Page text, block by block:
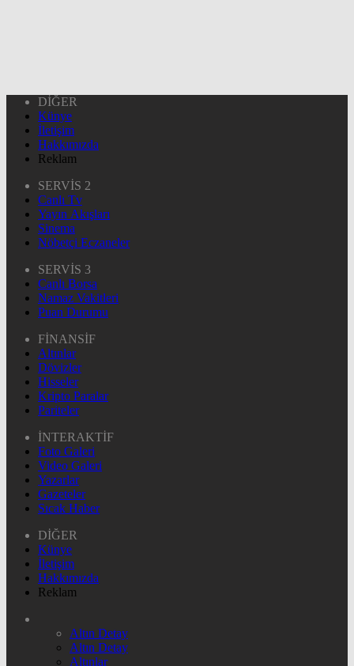
DİĞER
Künye
İletişim
Hakkımızda
Reklam
SERVİS 2
Canlı Tv
Yayın Akışları
Sinema
Nöbetçi Eczaneler
SERVİS 3
Canlı Borsa
Namaz Vakitleri
Puan Durumu
FİNANSİF
Altınlar
Dövizler
Hisseler
Kripto Paralar
Pariteler
İNTERAKTİF
Foto Galeri
Video Galeri
Yazarlar
Gazeteler
Sıcak Haber
DİĞER
Künye
İletişim
Hakkımızda
Reklam
Altın Detay
Altın Detay
Altınlar